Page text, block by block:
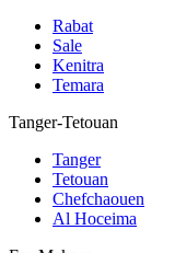
Rabat
Sale
Kenitra
Temara
Tanger-Tetouan
Tanger
Tetouan
Chefchaouen
Al Hoceima